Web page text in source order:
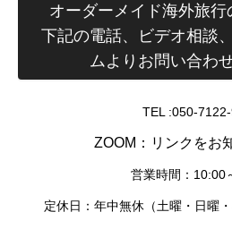
オーダーメイド海外旅行
下記の電話、ビデオ相談
ムよりお問い合わ
TEL :050-
ZOOM：リンクをお
営業時間：10:00
定休日：年中無休（土曜・日曜